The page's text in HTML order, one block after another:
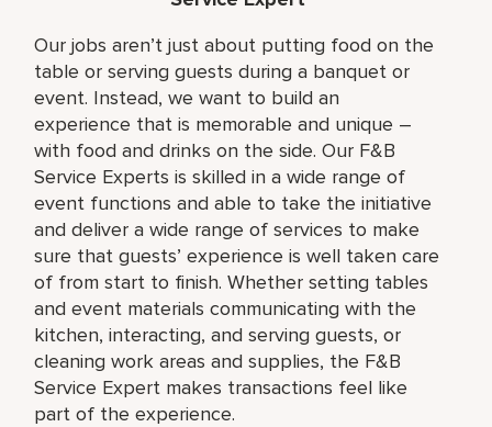
Our jobs aren’t just about putting food on the
table or serving guests during a banquet or
event. Instead, we want to build an
experience that is memorable and unique –
with food and drinks on the side. Our F&B
Service Experts is skilled in a wide range of
event functions and able to take the initiative
and deliver a wide range of services to make
sure that guests’ experience is well taken care
of from start to finish. Whether setting tables
and event materials communicating with the
kitchen, interacting, and serving guests, or
cleaning work areas and supplies, the F&B
Service Expert makes transactions feel like
part of the experience.